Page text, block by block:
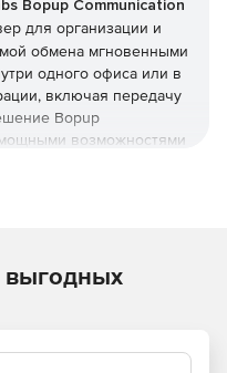
Bopup Communication
для организации и
обмена мгновенными
одного офиса или в
включая передачу
Bopup
возможностями
из других
систему обмена
важных документов и
текста
выгодных